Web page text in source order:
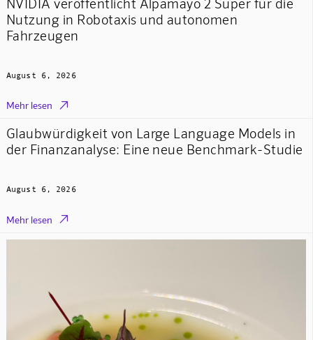
NVIDIA veröffentlicht Alpamayo 2 Super für die
Nutzung in Robotaxis und autonomen
Fahrzeugen
August 6, 2026
Mehr lesen 
Glaubwürdigkeit von Large Language Models in
der Finanzanalyse: Eine neue Benchmark-Studie
August 6, 2026
Mehr lesen 